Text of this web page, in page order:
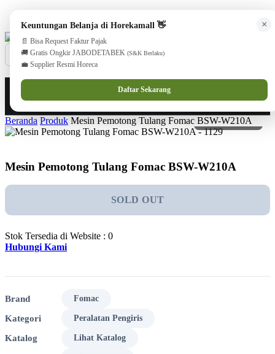
08551688000 (Customer Care)
×
Keuntungan Belanja di Horekamall 👋
📄 Bisa Request Faktur Pajak
🚚 Gratis Ongkir JABODETABEK (S&K Berlaku)
💼 Supplier Resmi Horeca
Daftar Sekarang
Beranda Produk Mesin Pemotong Tulang Fomac BSW-W210A
Mesin Pemotong Tulang Fomac BSW-W210A
SOLD OUT
Stok Tersedia di Website : 0
Hubungi Kami
Brand Fomac
Kategori Peralatan Pengiris
Katalog Lihat Katalog